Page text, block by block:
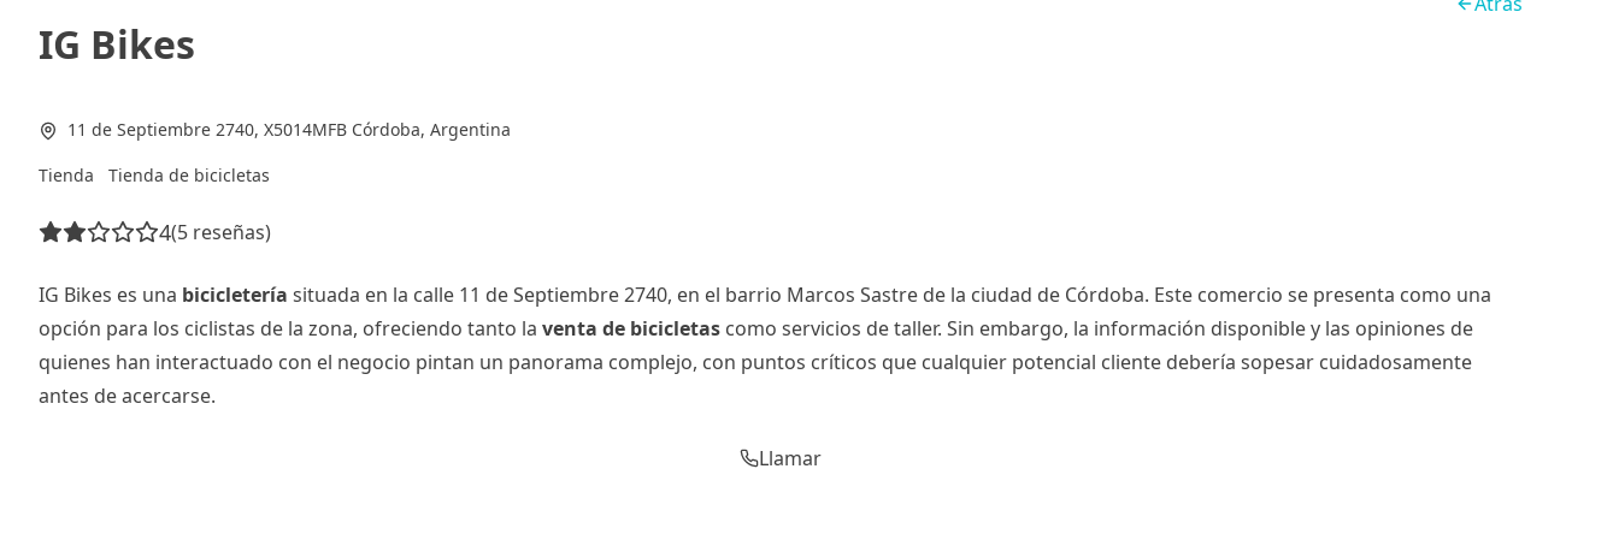
IG Bikes
11 de Septiembre 2740, X5014MFB Córdoba, Argentina
Tienda Tienda de bicicletas
4(5 reseñas)
IG Bikes es una bicicletería situada en la calle 11 de Septiembre 2740, en el barrio Marcos Sastre de la ciudad de Córdoba. Este comercio se presenta como una
opción para los ciclistas de la zona, ofreciendo tanto la venta de bicicletas como servicios de taller. Sin embargo, la información disponible y las opiniones de
quienes han interactuado con el negocio pintan un panorama complejo, con puntos críticos que cualquier potencial cliente debería sopesar cuidadosamente
antes de acercarse.
Llamar